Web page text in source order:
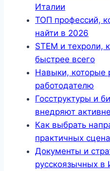
Италии
ТОП профессий,
найти в 2026
STEM и техроли,
быстрее всего
Навыки, которые
работодателю
Госструктуры и
внедряют
Как выбрать
практичных
Документы и
русскоязычных в